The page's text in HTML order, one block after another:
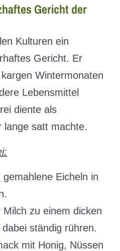
Gericht der
Kulturen ein
Gericht. Er
Wintermonaten
Lebensmittel
diente als
lange satt machte.
Eicheln in
zu einem dicken
ständig rühren.
mit Honig, Nüssen